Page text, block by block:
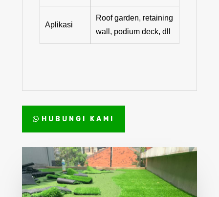
Aplikasi
Roof garden, retaining
wall, podium deck, dll
HUBUNGI KAMI